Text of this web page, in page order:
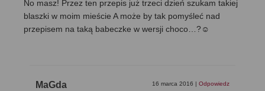
No masz! Przez ten przepis już trzeci dzień szukam takiej
blaszki w moim mieście A może by tak pomyśleć nad
przepisem na taką babeczke w wersji choco…?☺
MaGda 16 marca 2016 | Odpowiedz